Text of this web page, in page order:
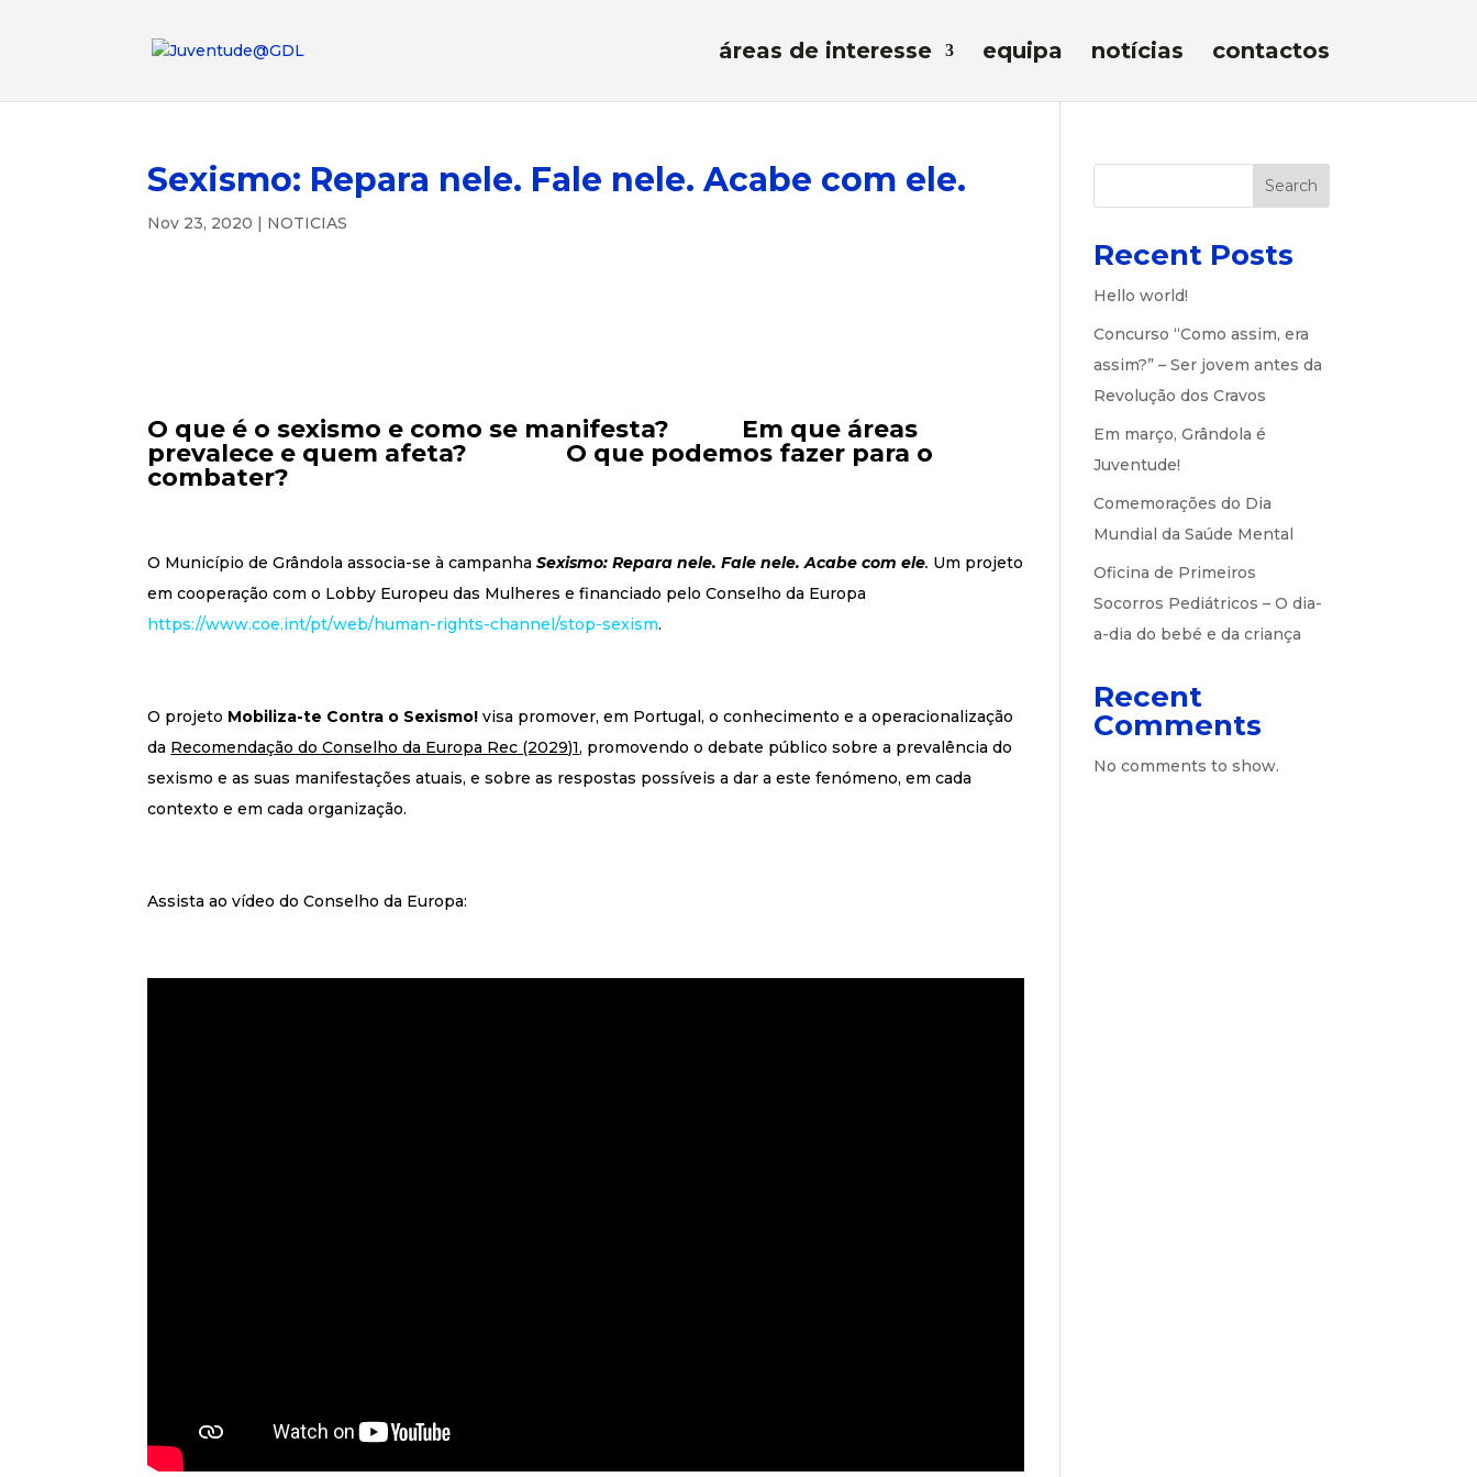
áreas de interesse equipa notícias contactos
Sexismo: Repara nele. Fale nele. Acabe com ele.
Nov 23, 2020 | NOTICIAS
O que é o sexismo e como se manifesta? Em que áreas
prevalece e quem afeta? O que podemos fazer para o
combater?
O Município de Grândola associa-se à campanhaSexismo: Repara nele. Fale nele. Acabe com ele. Um projeto
em cooperação com o Lobby Europeu das Mulheres e financiado pelo Conselho da Europa
https://www.coe.int/pt/web/human-rights-channel/stop-sexism.
O projeto Mobiliza-te Contra o Sexismo! visa promover, em Portugal, o conhecimento e a operacionalização
da Recomendação do Conselho da Europa Rec (2029)1, promovendo o debate público sobre a prevalência do
sexismo e as suas manifestações atuais, e sobre as respostas possíveis a dar a este fenómeno, em cada
contexto e em cada organização.
Assista ao vídeo do Conselho da Europa:
Search
Recent Posts
Hello world!
Concurso “Como assim, era
assim?” – Ser jovem antes da
Revolução dos Cravos
Em março, Grândola é
Juventude!
Comemorações do Dia
Mundial da Saúde Mental
Oficina de Primeiros
Socorros Pediátricos – O dia-
a-dia do bebé e da criança
Recent
Comments
No comments to show.